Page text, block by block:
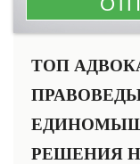
ТОП
РЕШЕНИЯ